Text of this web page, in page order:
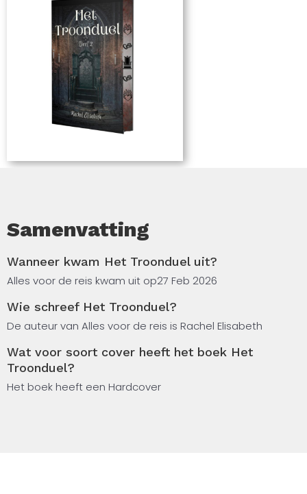
Samenvatting
Wanneer kwam Het Troonduel uit?
Alles voor de reis kwam uit op27 Feb 2026
Wie schreef Het Troonduel?
De auteur van Alles voor de reis is Rachel Elisabeth
Wat voor soort cover heeft het boek Het
Troonduel?
Het boek heeft een Hardcover